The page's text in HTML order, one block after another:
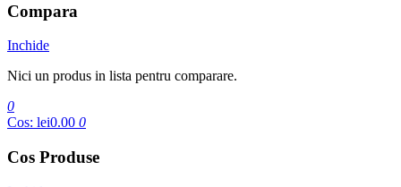
Compara
Inchide
Nici un produs in lista pentru comparare.
0
Cos: lei0.00 0
Cos Produse